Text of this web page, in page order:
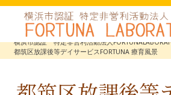
横浜市認証 特定非営利活動法人
都筑区放課後等デイサービスFORTUNA 療育風景